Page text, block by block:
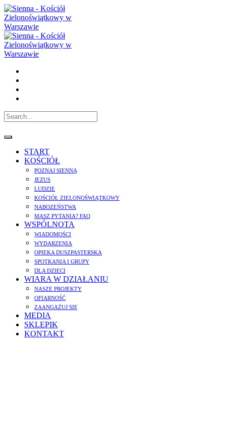
START
KOŚCIÓŁ
POZNAJ SIENNĄ
JEZUS
LUDZIE
KOŚCIÓŁ ZIELONOŚWIĄTKOWY
NABOZEŃSTWA
MASZ PYTANIA? FAQ
WSPÓLNOTA
WIADOMOŚCI
WYDARZENIA
OPIEKA DUSZPASTERSKA
SPOTKANIA I GRUPY
DLA DZIECI
WIARA W DZIAŁANIU
NASZE PROJEKTY
OFIARNOŚĆ
ZAANGAŻUJ SIĘ
MEDIA
SKLEPIK
KONTAKT